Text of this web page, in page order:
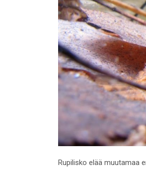
Rupilisko elää muutamaa